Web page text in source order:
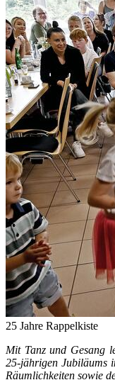
25 Jahre Rappelkiste
Mit Tanz und Gesang
25-jährigen Jubiläums
Räumlichkeiten sowie